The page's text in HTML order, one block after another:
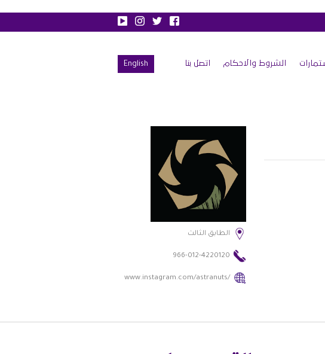
الشروط والاحكام اتصل بنا English
الطابق الثالث
966-012-4220120
www.instagram.com/astranuts/